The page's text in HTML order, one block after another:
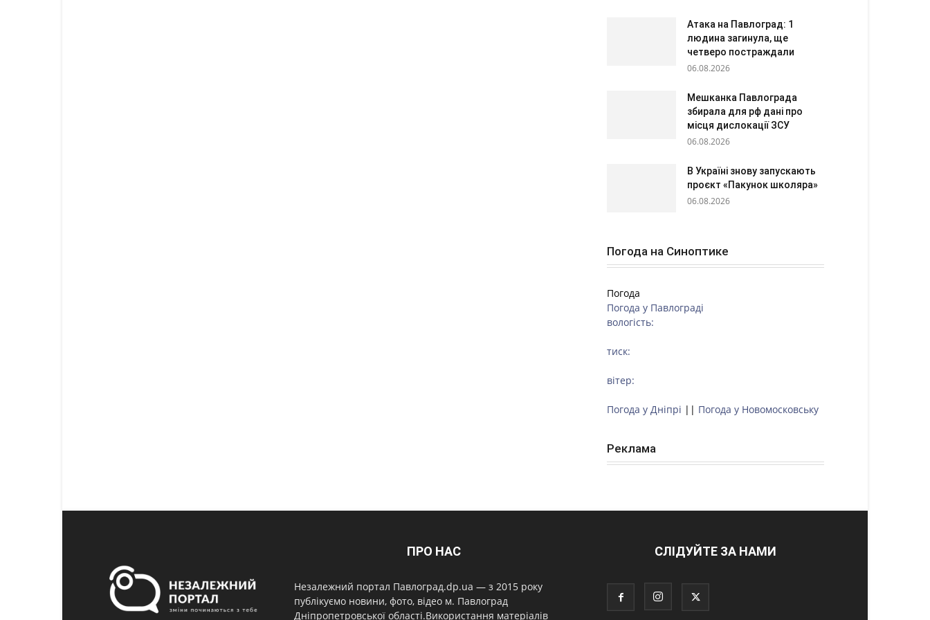
Атака на Павлоград: 1
людина загинула, ще
четверо постраждали
06.08.2026
Мешканка Павлограда
збирала для рф дані про
місця дислокації ЗСУ
06.08.2026
В Україні знову запускають
проєкт «Пакунок школяра»
06.08.2026
Погода на Синоптике
Погода
Погода у Павлограді
вологість:
тиск:
вітер:
Погода у Дніпрі || Погода у Новомосковську
Реклама
ПРО НАС
Незалежний портал Павлоград.dp.ua — з 2015 року
публікуємо новини, фото, відео м. Павлоград
Дніпропетровської області.Використання матеріалів
СЛІДУЙТЕ ЗА НАМИ